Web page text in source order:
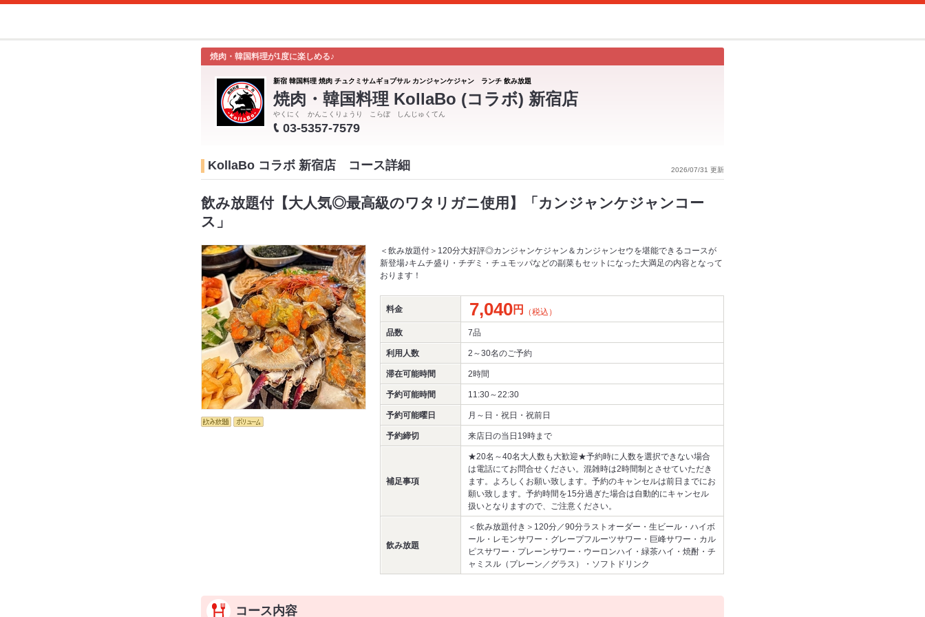
焼肉・韓国料理が1度に楽しめる♪
新宿 韓国料理 焼肉 チュクミサムギョプサル カンジャンケジャン ランチ 飲み放題
焼肉・韓国料理 KollaBo (コラボ) 新宿店
やくにく かんこくりょうり こらぼ しんじゅくてん
03-5357-7579
2026/07/31 更新
KollaBo コラボ 新宿店 コース詳細
飲み放題付【大人気◎最高級のワタリガニ使用】「カンジャンケジャンコー
ス」
＜飲み放題付＞120分大好評◎カンジャンケジャン＆カンジャンセウを堪能できるコースが
新登場♪キムチ盛り・チヂミ・チュモッパなどの副菜もセットになった大満足の内容となって
おります！
料金 7,040円 （税込）
品数 7品
利用人数 2～30名のご予約
滞在可能時間 2時間
予約可能時間 11:30～22:30
予約可能曜日 月～日・祝日・祝前日
予約締切 来店日の当日19時まで
補足事項
★20名～40名大人数も大歓迎★予約時に人数を選択できない場合
は電話にてお問合せください。混雑時は2時間制とさせていただき
ます。よろしくお願い致します。予約のキャンセルは前日までにお
願い致します。予約時間を15分過ぎた場合は自動的にキャンセル
扱いとなりますので、ご注意ください。
飲み放題
＜飲み放題付き＞120分／90分ラストオーダー・生ビール・ハイボ
ール・レモンサワー・グレープフルーツサワー・巨峰サワー・カル
ピスサワー・プレーンサワー・ウーロンハイ・緑茶ハイ・焼酎・チ
ャミスル（プレーン／グラス）・ソフトドリンク
コース内容